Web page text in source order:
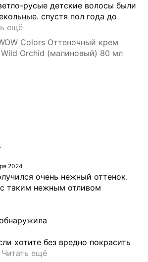
русые детские волосы были
спустя пол года до
ещё
Colors Оттеночный крем
Orchid (малиновый) 80 мл
2024
очень нежный оттенок.
таким нежным отливом
хотите без вредно покрасить
Читать ещё